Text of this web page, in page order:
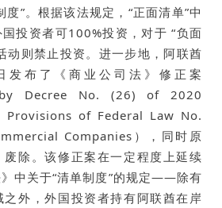
”。根据该法规定，“正面清单”中
投资者可100%投资，对于 “负面
动则禁止投资。进一步地，阿联酋
布了《商业公司法》修正案
Decree No. (26) of 2020
Provisions of Federal Law No.
Companies），同时原
废除。该修正案在一定程度上延续
中关于“清单制度”的规定——除有
外，外国投资者持有阿联酋在岸